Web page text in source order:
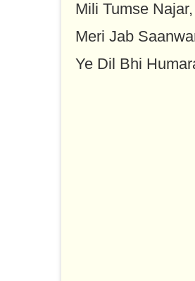
Mili Tumse Najar,
Meri Jab
Ye Dil Bhi